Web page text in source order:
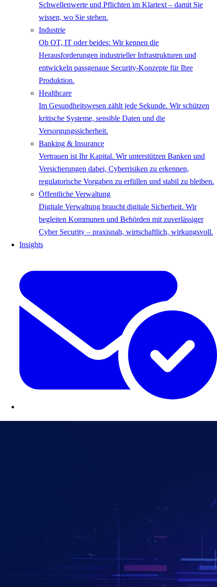
Schwellenwerte und Pflichten im Klartext – damit Sie
wissen, wo Sie stehen.
Industrie
Ob OT, IT oder beides: Wir kennen die
Herausforderungen industrieller Infrastrukturen und
entwickeln passgenaue Security-Konzepte für Ihre
Produktion.
Healthcare
Im Gesundheitswesen zählt jede Sekunde. Wir schützen
kritische Systeme, sensible Daten und die
Versorgungssicherheit.
Banking & Insurance
Vertrauen ist Ihr Kapital. Wir unterstützen Banken und
Versicherungen dabei, Cyberrisiken zu erkennen,
regulatorische Vorgaben zu erfüllen und stabil zu bleiben.
Öffentliche Verwaltung
Digitale Verwaltung braucht digitale Sicherheit. Wir
begleiten Kommunen und Behörden mit zuverlässiger
Cyber Security – praxisnah, wirtschaftlich, wirkungsvoll.
Insights